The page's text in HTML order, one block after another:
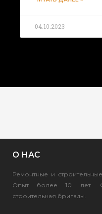
04.10.2023
О НАС
Ремонтные и
Опыт более 10 лет.
строительная бригады.